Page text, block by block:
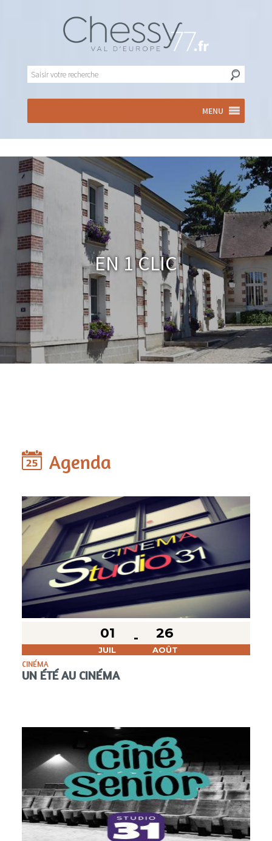
MENU
En 1 clic
Agenda
01
JUIL
26
AOÛT
CINÉMA
UN ÉTÉ AU CINÉMA